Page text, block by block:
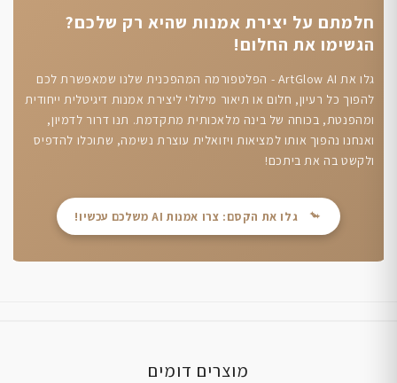
חלמתם על יצירת אמנות שהיא רק שלכם?
הגשימו את החלום!
גלו את ArtGlow AI - הפלטפורמה המהפכנית שלנו שמאפשרת לכם
להפוך כל רעיון, חלום או תיאור מילולי ליצירת אמנות דיגיטלית ייחודית
ומהפנטת, בכוחה של בינה מלאכותית מתקדמת. תנו דרור לדמיון,
ואנחנו נהפוך אותו למציאות ויזואלית עוצרת נשימה, שתוכלו להדפיס
ולקשט בה את ביתכם!
גלו את הקסם: צרו אמנות AI משלכם עכשיו!
מוצרים דומים